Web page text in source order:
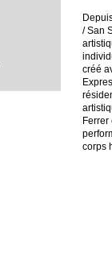
/ San
créé
Ferrer
corps